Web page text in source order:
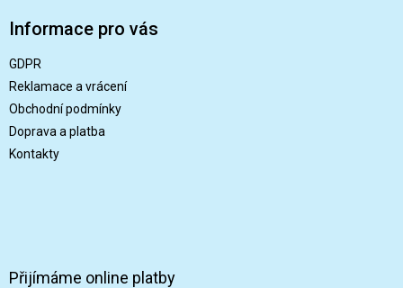
Informace pro vás
GDPR
Reklamace a vrácení
Obchodní podmínky
Doprava a platba
Kontakty
Přijímáme online platby